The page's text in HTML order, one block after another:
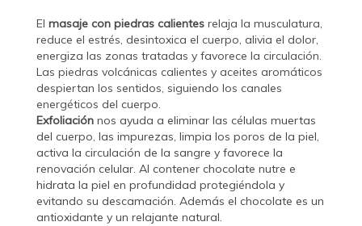
El masaje con piedras calientes relaja la musculatura,
reduce el estrés, desintoxica el cuerpo, alivia el dolor,
energiza las zonas tratadas y favorece la circulación.
Las piedras volcánicas calientes y aceites aromáticos
despiertan los sentidos, siguiendo los canales
energéticos del cuerpo.
Exfoliación nos ayuda a eliminar las células muertas
del cuerpo, las impurezas, limpia los poros de la piel,
activa la circulación de la sangre y favorece la
renovación celular. Al contener chocolate nutre e
hidrata la piel en profundidad protegiéndola y
evitando su descamación. Además el chocolate es un
antioxidante y un relajante natural.